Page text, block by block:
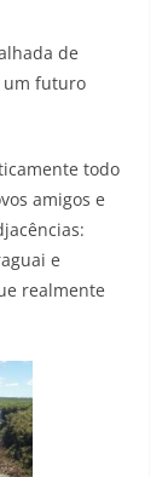
de
um futuro
todo
amigos e
e
realmente